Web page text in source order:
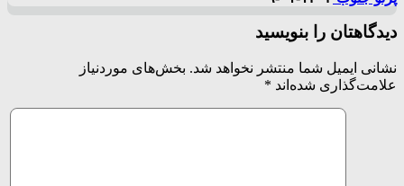
دیدگاهتان را بنویسید
نشانی ایمیل شما منتشر نخواهد شد. بخش‌های موردنیاز
علامت‌گذاری شده‌اند *